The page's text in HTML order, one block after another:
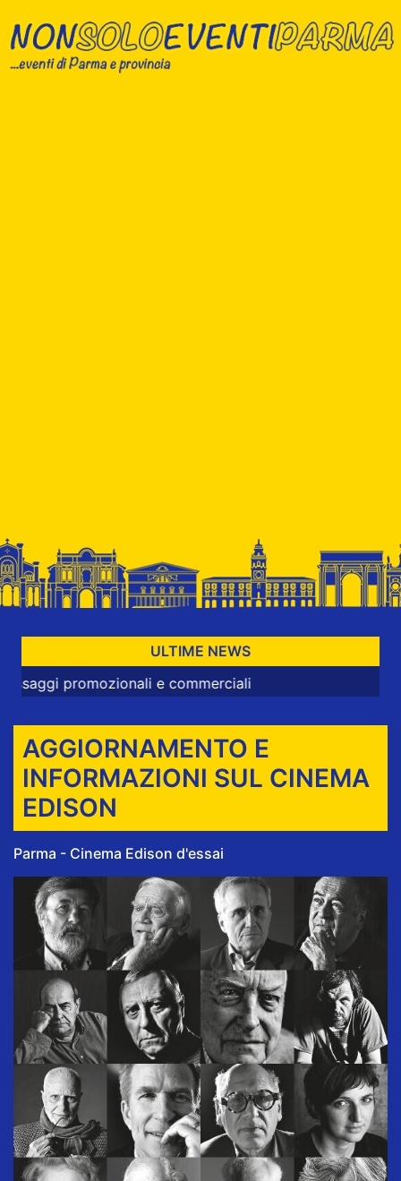
ULTIME NEWS
e commerciali
AGGIORNAMENTO E
INFORMAZIONI SUL CINEMA
EDISON
Parma - Cinema Edison d'essai